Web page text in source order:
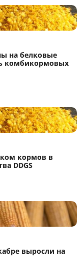
на белковые
комбикормовых
кормов в
DDGS
выросли на